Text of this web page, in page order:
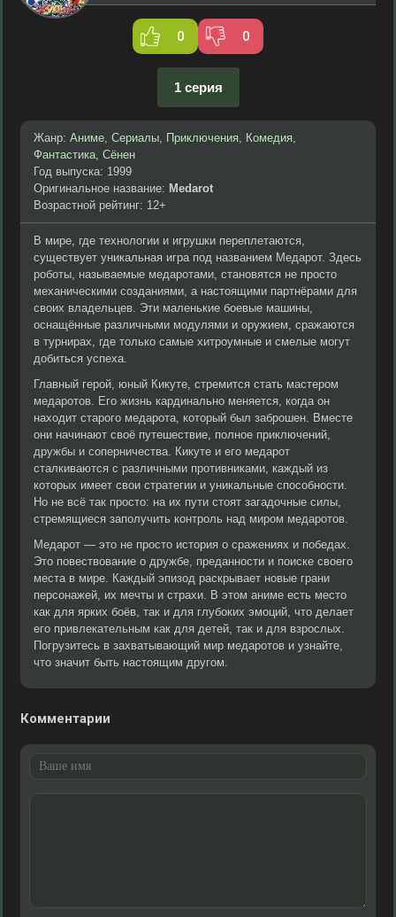
0 0
1 серия
Жанр: Аниме, Сериалы, Приключения, Комедия,
Фантастика, Сёнен
Год выпуска: 1999
Оригинальное название: Medarot
Возрастной рейтинг: 12+
В мире, где технологии и игрушки переплетаются,
существует уникальная игра под названием Медарот. Здесь
роботы, называемые медаротами, становятся не просто
механическими созданиями, а настоящими партнёрами для
своих владельцев. Эти маленькие боевые машины,
оснащённые различными модулями и оружием, сражаются
в турнирах, где только самые хитроумные и смелые могут
добиться успеха.
Главный герой, юный Кикуте, стремится стать мастером
медаротов. Его жизнь кардинально меняется, когда он
находит старого медарота, который был заброшен. Вместе
они начинают своё путешествие, полное приключений,
дружбы и соперничества. Кикуте и его медарот
сталкиваются с различными противниками, каждый из
которых имеет свои стратегии и уникальные способности.
Но не всё так просто: на их пути стоят загадочные силы,
стремящиеся заполучить контроль над миром медаротов.
Медарот — это не просто история о сражениях и победах.
Это повествование о дружбе, преданности и поиске своего
места в мире. Каждый эпизод раскрывает новые грани
персонажей, их мечты и страхи. В этом аниме есть место
как для ярких боёв, так и для глубоких эмоций, что делает
его привлекательным как для детей, так и для взрослых.
Погрузитесь в захватывающий мир медаротов и узнайте,
что значит быть настоящим другом.
Комментарии